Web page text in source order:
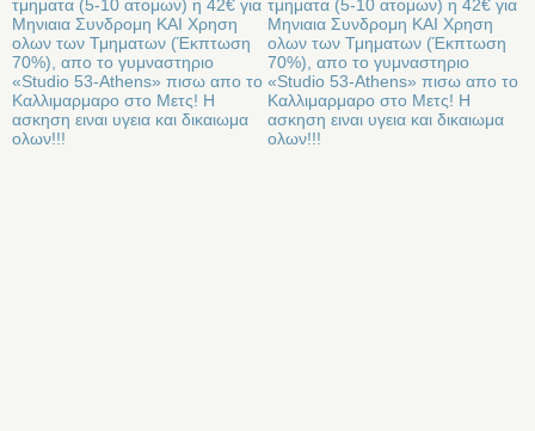
τμηματα (5-10 ατομων) η 42€ για
Μηνιαια Συνδρομη ΚΑΙ Χρηση
ολων των Τμηματων (Έκπτωση
70%), απο το γυμναστηριο
«Studio 53-Athens» πισω απο το
Καλλιμαρμαρο στο Μετς! Η
ασκηση ειναι υγεια και δικαιωμα
ολων!!!
τμηματα (5-10 ατομων) η 42€ για
Μηνιαια Συνδρομη ΚΑΙ Χρηση
ολων των Τμηματων (Έκπτωση
70%), απο το γυμναστηριο
«Studio 53-Athens» πισω απο το
Καλλιμαρμαρο στο Μετς! Η
ασκηση ειναι υγεια και δικαιωμα
ολων!!!